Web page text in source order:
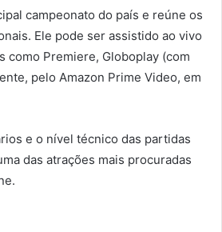
campeonato do país e reúne os
Ele pode ser assistido ao vivo
como Premiere, Globoplay (com
pelo Amazon Prime Video, em
e o nível técnico das partidas
das atrações mais procuradas